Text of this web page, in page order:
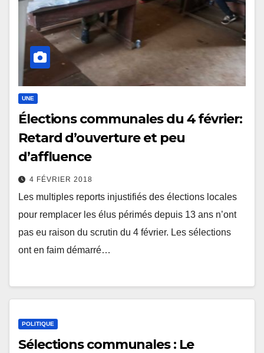
UNE
Élections communales du 4 février:
Retard d’ouverture et peu
d’affluence
4 FÉVRIER 2018
Les multiples reports injustifiés des élections locales
pour remplacer les élus périmés depuis 13 ans n’ont
pas eu raison du scrutin du 4 février. Les sélections
ont en faim démarré…
POLITIQUE
Sélections communales : Le